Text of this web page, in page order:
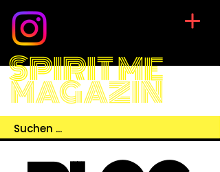
SPIRIT ME
MAGAZIN